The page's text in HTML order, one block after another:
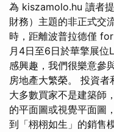
為 kiszamolo.hu 讀者
財務）主題的非正式交
時，距離波普拉德僅
月4日至6日於華擎展位
感興趣，我們很樂意參
房地產大繁榮。 投資
大多數買家不是建築師
的平面圖或視覺平面圖
到「栩栩如生」的銷售